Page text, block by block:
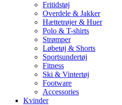
Fritidstøj
Overdele & Jakker
Hættetrøjer & Huer
Polo & T-shirts
Strømper
Løbetøj & Shorts
Sportsundertøj
Fitness
Ski & Vintertøj
Footware
Accessories
Kvinder